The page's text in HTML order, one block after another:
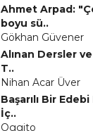
Ahmet Arpad:
boyu sü..
Gökhan Güvener
Alınan Dersler
T..
Nihan Acar Üver
Başarılı Bir
İç..
Oggito